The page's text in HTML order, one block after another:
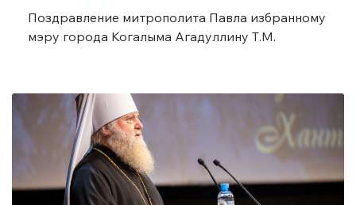
Поздравление митрополита Павла избранному
мэру города Когалыма Агадуллину Т.М.